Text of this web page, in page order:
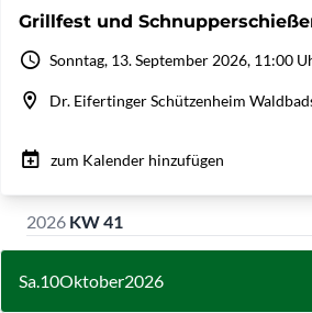
Grillfest und
Sonntag, 13. September 2026, 11:00
Dr. Eifertinger Schützenheim
zum Kalender hinzufügen
2026 KW 41
Sa.10Oktober2026